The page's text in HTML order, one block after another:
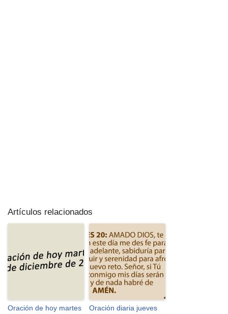
Artículos relacionados
Oración de hoy martes
Oración diaria jueves